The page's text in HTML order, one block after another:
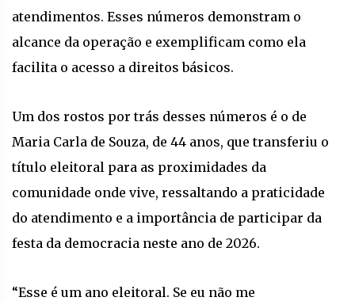
atendimentos. Esses números demonstram o
alcance da operação e exemplificam como ela
facilita o acesso a direitos básicos.
Um dos rostos por trás desses números é o de
Maria Carla de Souza, de 44 anos, que transferiu o
título eleitoral para as proximidades da
comunidade onde vive, ressaltando a praticidade
do atendimento e a importância de participar da
festa da democracia neste ano de 2026.
“Esse é um ano eleitoral. Se eu não me